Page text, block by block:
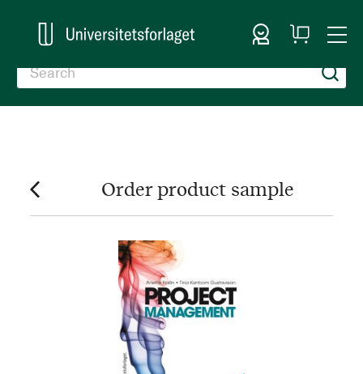
Sign In
My
Cart
Order product sample